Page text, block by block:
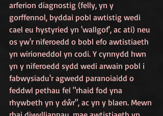
arferion diagnostig (felly, yn y
gorffennol, byddai pobl awtistig wedi
cael eu hystyried yn 'wallgof', ac ati) neu
os yw'r niferoedd o bobl efo awtistiaeth
yn wirioneddol yn codi. Y cynnydd hwn
yn y niferoedd sydd wedi arwain pobl i
fabwysiadu'r agwedd paranoiaidd o
feddwl pethau fel "rhaid fod yna
rhywbeth yn y dŵr", ac yn y blaen. Mewn